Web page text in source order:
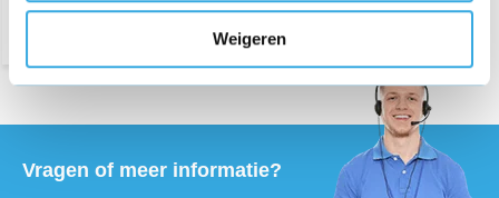
Weigeren
Vragen of meer informatie?